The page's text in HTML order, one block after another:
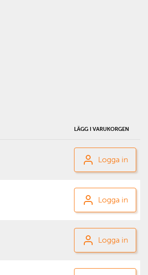
LÄGG I VARUKORGEN
Logga in
Logga in
Logga in